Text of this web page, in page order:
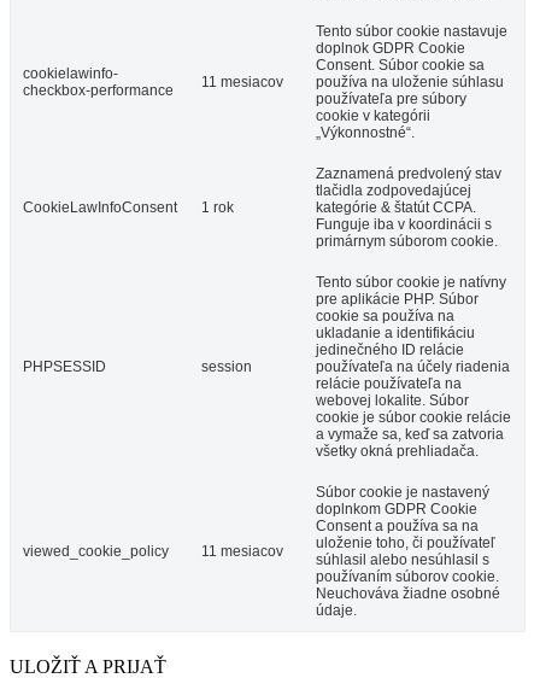
cookielawinfo-
checkbox-performance
11 mesiacov
Tento súbor cookie nastavuje
doplnok GDPR Cookie
Consent. Súbor cookie sa
používa na uloženie súhlasu
používateľa pre súbory
cookie v kategórii
„Výkonnostné“.
CookieLawInfoConsent 1 rok
Zaznamená predvolený stav
tlačidla zodpovedajúcej
kategórie & štatút CCPA.
Funguje iba v koordinácii s
primárnym súborom cookie.
PHPSESSID session
Tento súbor cookie je natívny
pre aplikácie PHP. Súbor
cookie sa používa na
ukladanie a identifikáciu
jedinečného ID relácie
používateľa na účely riadenia
relácie používateľa na
webovej lokalite. Súbor
cookie je súbor cookie relácie
a vymaže sa, keď sa zatvoria
všetky okná prehliadača.
viewed_cookie_policy 11 mesiacov
Súbor cookie je nastavený
doplnkom GDPR Cookie
Consent a používa sa na
uloženie toho, či používateľ
súhlasil alebo nesúhlasil s
používaním súborov cookie.
Neuchováva žiadne osobné
údaje.
ULOŽIŤ A PRIJAŤ